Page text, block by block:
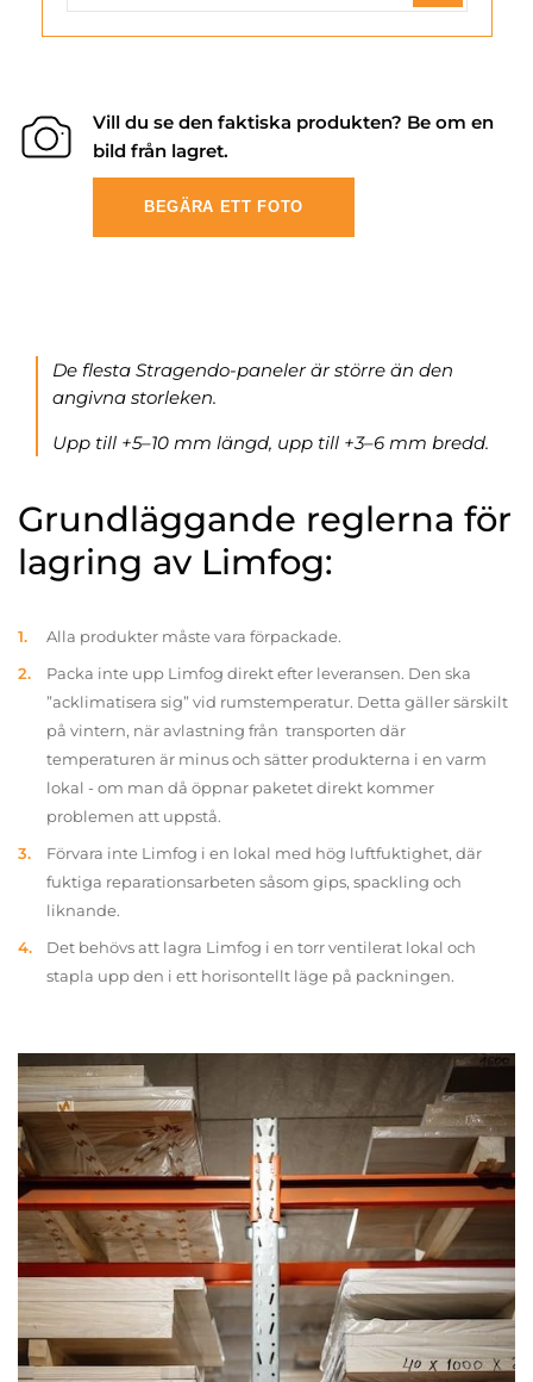
Vill du se den faktiska produkten? Be om en
bild från lagret.
BEGÄRA ETT FOTO
De flesta Stragendo-paneler är större än den
angivna storleken.
Upp till +5–10 mm längd, upp till +3–6 mm bredd.
Grundläggande reglerna för
lagring av Limfog:
Alla produkter måste vara förpackade.
Packa inte upp Limfog direkt efter leveransen. Den ska
”acklimatisera sig” vid rumstemperatur. Detta gäller särskilt
på vintern, när avlastning från transporten där
temperaturen är minus och sätter produkterna i en varm
lokal - om man då öppnar paketet direkt kommer
problemen att uppstå.
Förvara inte Limfog i en lokal med hög luftfuktighet, där
fuktiga reparationsarbeten såsom gips, spackling och
liknande.
Det behövs att lagra Limfog i en torr ventilerat lokal och
stapla upp den i ett horisontellt läge på packningen.